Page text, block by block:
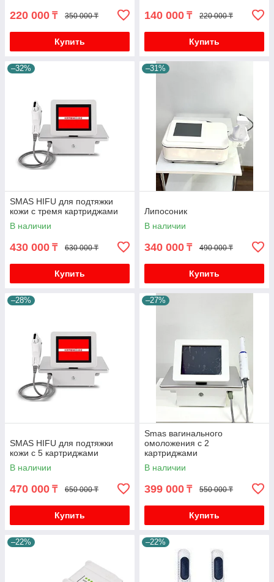
220 000 ₸ 350 000 ₸
Купить
140 000 ₸ 220 000 ₸
Купить
–32%
SMAS HIFU для подтяжки
кожи с тремя картриджами
В наличии
430 000 ₸ 630 000 ₸
Купить
–31%
Липосоник
В наличии
340 000 ₸ 490 000 ₸
Купить
–28%
SMAS HIFU для подтяжки
кожи с 5 картриджами
В наличии
470 000 ₸ 650 000 ₸
Купить
–27%
Smas вагинального
омоложения с 2
картриджами
В наличии
399 000 ₸ 550 000 ₸
Купить
–22% –22%